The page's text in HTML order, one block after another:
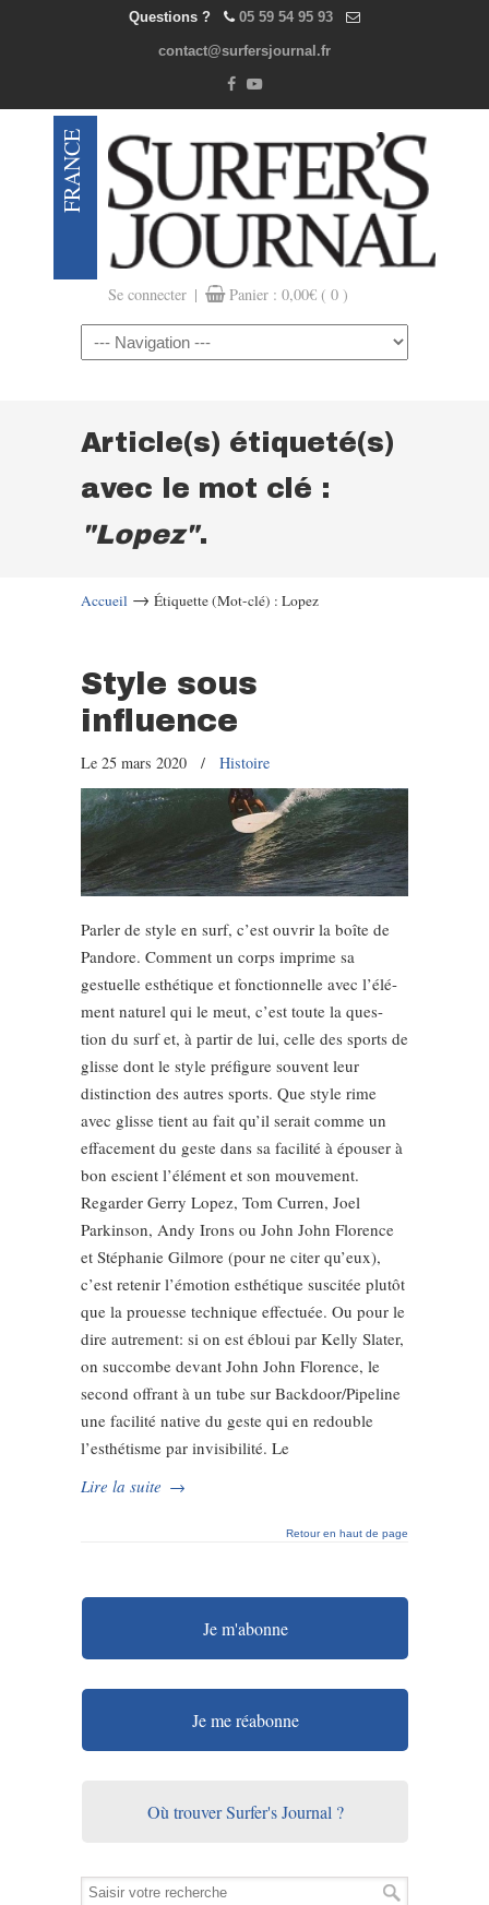
Questions ? 05 59 54 95 93
contact@surfersjournal.fr
Se connecter | Panier : 0,00€ ( 0 )
Navigation
Article(s) étiqueté(s)
avec le mot clé :
"Lopez".
Accueil → Étiquette (Mot-clé) : Lopez
Style sous
influence
Le 25 mars 2020 / Histoire
Parler de style en surf, c’est ouvrir la boîte de
Pandore. Comment un corps imprime sa
gestuelle esthétique et fonctionnelle avec l’élé-
ment naturel qui le meut, c’est toute la ques-
tion du surf et, à partir de lui, celle des sports de
glisse dont le style préfigure souvent leur
distinction des autres sports. Que style rime
avec glisse tient au fait qu’il serait comme un
effacement du geste dans sa facilité à épouser à
bon escient l’élément et son mouvement.
Regarder Gerry Lopez, Tom Curren, Joel
Parkinson, Andy Irons ou John John Florence
et Stéphanie Gilmore (pour ne citer qu’eux),
c’est retenir l’émotion esthétique suscitée plutôt
que la prouesse technique effectuée. Ou pour le
dire autrement: si on est ébloui par Kelly Slater,
on succombe devant John John Florence, le
second offrant à un tube sur Backdoor/Pipeline
une facilité native du geste qui en redouble
l’esthétisme par invisibilité. Le
Lire la suite →
Retour en haut de page
Je m'abonne
Je me réabonne
Où trouver Surfer's Journal ?